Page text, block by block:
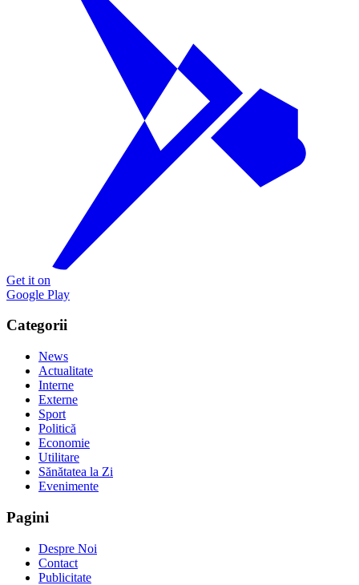
Get it on
Google Play
Categorii
News
Actualitate
Interne
Externe
Sport
Politică
Economie
Utilitare
Sănătatea la Zi
Evenimente
Pagini
Despre Noi
Contact
Publicitate